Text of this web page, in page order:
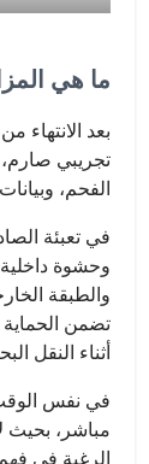
ما هي
بعد
تجريبي صارم،
الفحم،
في تعبئة
وحشوة
والطبقة
تضمن
أثناء النقل
في نفس
مباشر، بحيث